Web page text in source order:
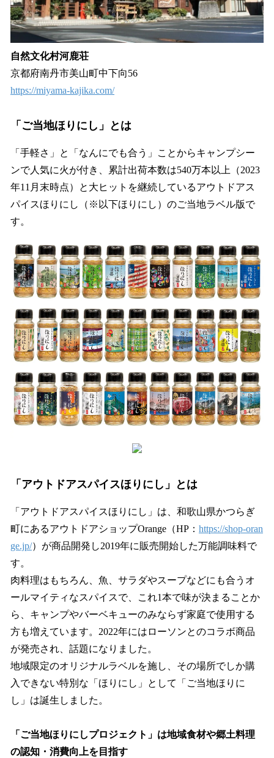
自然文化村河鹿荘
京都府南丹市美山町中下向56
https://miyama-kajika.com/
「ご当地ほりにし」とは
「手軽さ」と「なんにでも合う」ことからキャンプシー
ンで人気に火が付き、累計出荷本数は540万本以上（2023
年11月末時点）と大ヒットを継続しているアウトドアス
パイスほりにし（※以下ほりにし）のご当地ラベル版で
す。
「アウトドアスパイスほりにし」とは
「アウトドアスパイスほりにし」は、和歌山県かつらぎ
町にあるアウトドアショップOrange（HP： https://shop-oran
ge.jp/）が商品開発し2019年に販売開始した万能調味料で
す。
肉料理はもちろん、魚、サラダやスープなどにも合うオ
ールマイティなスパイスで、これ1本で味が決まることか
ら、キャンプやバーベキューのみならず家庭で使用する
方も増えています。2022年にはローソンとのコラボ商品
が発売され、話題になりました。
地域限定のオリジナルラベルを施し、その場所でしか購
入できない特別な「ほりにし」として「ご当地ほりに
し」は誕生しました。
「ご当地ほりにしプロジェクト」は地域食材や郷土料理
の認知・消費向上を目指す